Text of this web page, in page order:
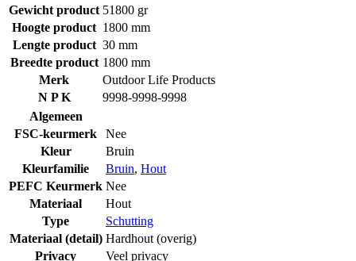
Gewicht product 51800 gr
Hoogte product 1800 mm
Lengte product 30 mm
Breedte product 1800 mm
Merk
Outdoor Life Products
N P K
9998-9998-9998
Algemeen
FSC-keurmerk
Nee
Kleur
Bruin
Kleurfamilie
Bruin, Hout
PEFC Keurmerk Nee
Materiaal
Hout
Type
Schutting
Materiaal (detail) Hardhout (overig)
Privacy
Veel privacy